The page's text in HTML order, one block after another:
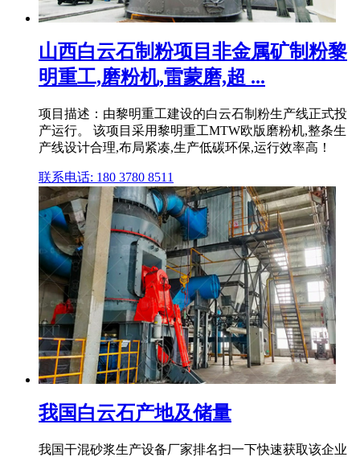
山西白云石制粉项目非金属矿制粉黎
明重工,磨粉机,雷蒙磨,超 ...
项目描述：由黎明重工建设的白云石制粉生产线正式投
产运行。 该项目采用黎明重工MTW欧版磨粉机,整条生
产线设计合理,布局紧凑,生产低碳环保,运行效率高！
联系电话: 180 3780 8511
我国白云石产地及储量
我国干混砂浆生产设备厂家排名扫一下快速获取该企业